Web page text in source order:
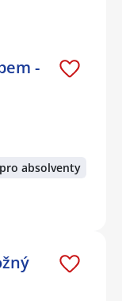
-
absolventy